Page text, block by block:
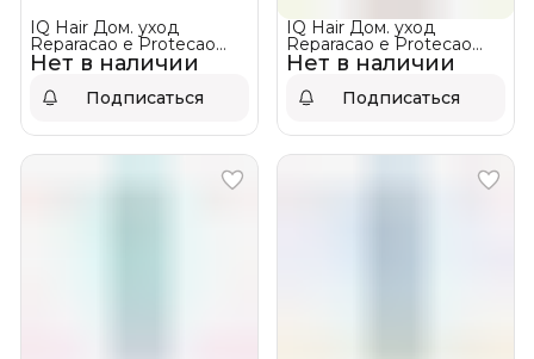
Нет в наличии
IQ Hair Дом. уход
Reparacao e Protecao
Маска Реконструкция и
Защита ! НЕТ В
НАЛИЧИИПодписаться
Нет в наличии
IQ Hair Дом. уход
Reparacao e Protecao
Кондиционер
Реконструкция и Защита
Подписаться